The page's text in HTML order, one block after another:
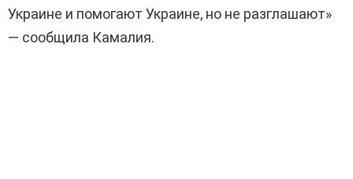
Украине и помогают Украине, но не разглашают»
— сообщила Камалия.